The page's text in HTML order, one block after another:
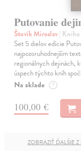
Putovanie
Števík Miroslav| Kniha
Set 5 dielov edície
najpozoruhodnejším
regionálnych dejinách,
úspech týchto kníh
Na sklade ?
100,00 €
ZOBRAZIŤ ĎALŠIE